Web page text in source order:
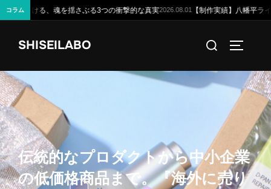
コラム 【制作実績】八幡平ライジングサンホテル様の公式サイトを公開しまし
ン
ツ
へ
ス
キ
ッ
プ
SHISEILABO
検
対
象:
伝統的なプロダクトから中小企業
の低価格商品まで。『海外に売り